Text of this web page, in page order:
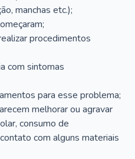
manchas etc.);
procedimentos
com sintomas
para esse problema;
melhorar ou agravar
consumo de
com alguns materiais